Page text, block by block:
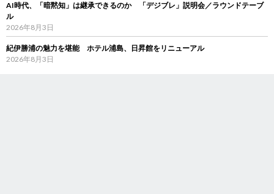
AI時代、「暗黙知」は継承できるのか 「デジブレ」説明会／ラウンドテーブ
ル
2026年8月3日
紀伊勝浦の魅力を堪能 ホテル浦島、日昇館をリニューアル
2026年8月3日